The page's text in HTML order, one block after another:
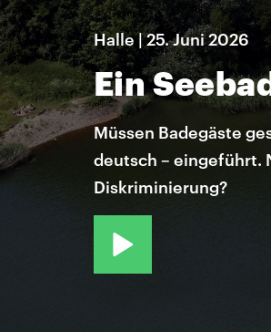
Halle | 25. Juni 2026
Ein
Müssen Badegäste
deutsch – eingeführt.
Diskriminierung?